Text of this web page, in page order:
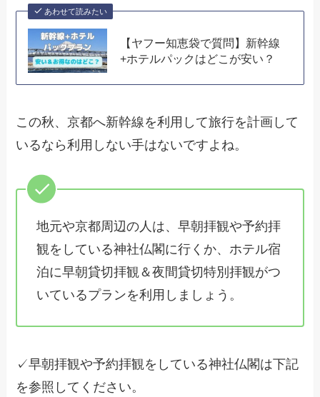
あわせて読みたい
【ヤフー知恵袋で質問】新幹線
+ホテルパックはどこが安い？
この秋、京都へ新幹線を利用して旅行を計画して
いるなら利用しない手はないですよね。
地元や京都周辺の人は、早朝拝観や予約拝
観をしている神社仏閣に行くか、ホテル宿
泊に早朝貸切拝観＆夜間貸切特別拝観がつ
いているプランを利用しましょう。
✓早朝拝観や予約拝観をしている神社仏閣は下記
を参照してください。